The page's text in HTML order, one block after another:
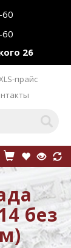
26
прайс
без